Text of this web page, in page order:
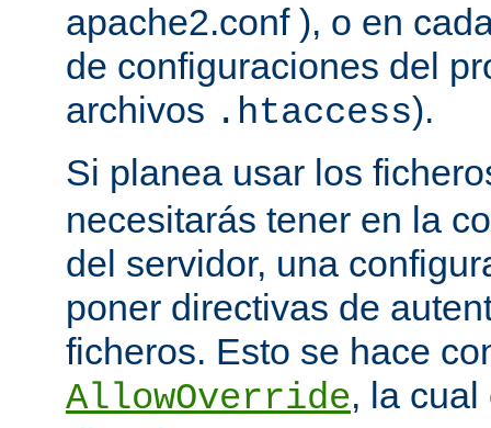
apache2.conf ), o en
de configuraciones del
archivos .htaccess).
Si planea usar los
necesitarás tener en la
del servidor, una
poner directivas de
ficheros. Esto se hace
AllowOverride, la